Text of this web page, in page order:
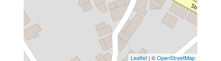
Leaflet | ©OpenStreetMap